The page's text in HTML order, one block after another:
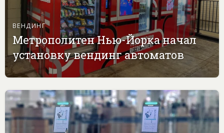
ВЕНДИНГ
Метрополитен Нью-Йорка начал
установку вендинг автоматов